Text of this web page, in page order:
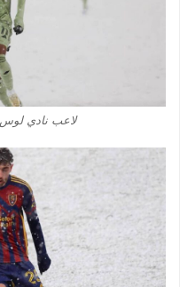
لاعب نادي لوس